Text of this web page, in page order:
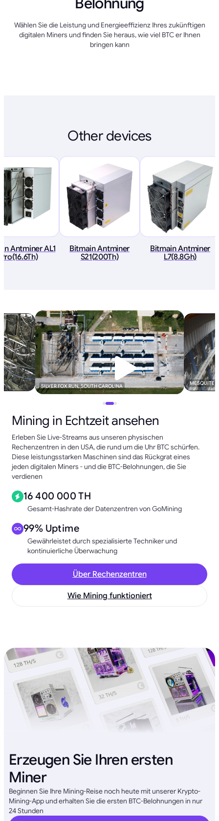
Wählen Sie die Leistung und Energieeffizienz Ihres zukünftigen
digitalen Miners und finden Sie heraus, wie viel BTC er Ihnen
bringen kann
Other devices
Antminer AL1
Pro(16.6Th)
Bitmain Antminer
S21(200Th)
Bitmain Antminer
L7(8.8Gh)
SILVER FOX RUN, SOUTH CAROLINA MESQUITE
Mining in Echtzeit ansehen
Erleben Sie Live-Streams aus unseren physischen
Rechenzentren in den USA, die rund um die Uhr BTC schürfen.
Diese leistungsstarken Maschinen sind das Rückgrat eines
jeden digitalen Miners - und die BTC-Belohnungen, die Sie
verdienen
16 400 000 TH
Gesamt-Hashrate der Datenzentren von GoMining
99% Uptime
Gewährleistet durch spezialisierte Techniker und
kontinuierliche Überwachung
Über Rechenzentren
Wie Mining funktioniert
Erzeugen Sie Ihren ersten
Miner
Beginnen Sie Ihre Mining-Reise noch heute mit unserer Krypto-
Mining-App und erhalten Sie die ersten BTC-Belohnungen in nur
24 Stunden